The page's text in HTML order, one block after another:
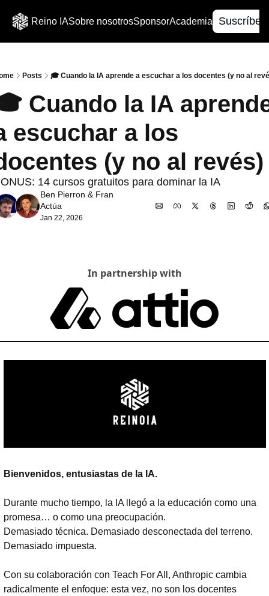
Reino IASobre nosotrosSponsorAcademia
Posts 🎓 Cuando la IA aprende a escuchar a los docentes (y no al
Cuando la IA
escuchar a los
(y no al revés)
14 cursos gratuitos para dominar la IA
Ben Pierron & Fran
Actúa
Jan 22, 2026
In partnership with
Bienvenidos, entusiastas de la IA.
Durante mucho tiempo, la IA llegó a la educación como una
promesa… o como una preocupación.
Demasiado técnica. Demasiado desconectada del terreno.
Demasiado impuesta.
Con su colaboración con Teach For All, Anthropic cambia
radicalmente el enfoque: esta vez, no son los docentes